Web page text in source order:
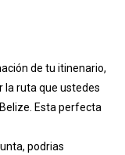
de tu itinenario,
la ruta que ustedes
Esta perfecta
podrias